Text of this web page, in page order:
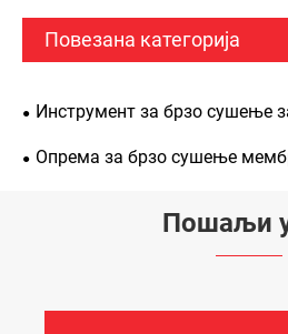
Повезана категорија
Инструмент за брзо сушење
Опрема за брзо сушење
Пошаљи